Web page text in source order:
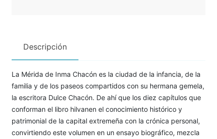
Descripción
La Mérida de Inma Chacón es la ciudad de la infancia, de la
familia y de los paseos compartidos con su hermana gemela,
la escritora Dulce Chacón. De ahí que los diez capítulos que
conforman el libro hilvanen el conocimiento histórico y
patrimonial de la capital extremeña con la crónica personal,
convirtiendo este volumen en un ensayo biográfico, mezcla